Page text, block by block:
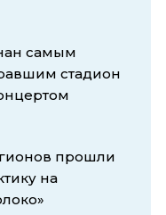
самым
стадион
прошли
на